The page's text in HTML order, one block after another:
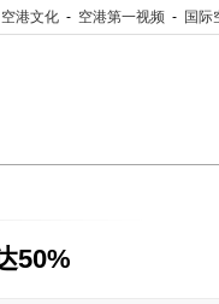
空港文化 - 空港第一视频 - 国际
50%